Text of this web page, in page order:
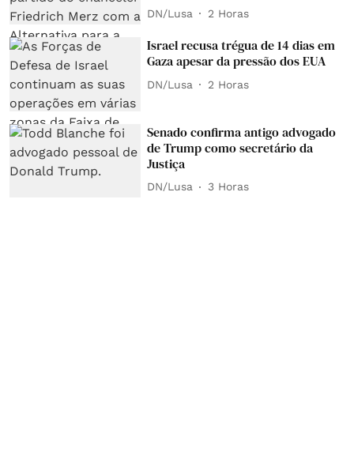
DN/Lusa 2 Horas
Israel recusa trégua de 14 dias em
Gaza apesar da pressão dos EUA
DN/Lusa 2 Horas
Senado confirma antigo advogado
de Trump como secretário da
Justiça
DN/Lusa 3 Horas